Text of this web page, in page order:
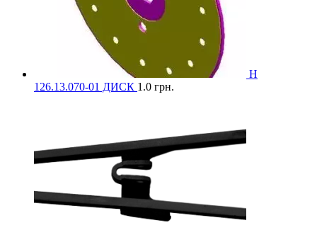
Н
126.13.070-01 ДИСК 1.0 грн.